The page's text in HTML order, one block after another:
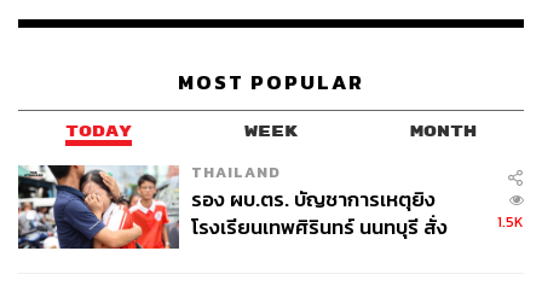
ในเชิงจิตวิทยาและสาเหตุอาการ Elana Sandler ได้เขียน
ไปด้วยความยากลำบากและซับซ้อน บางครั้งบางคราเราใช้
ภาพยนตร์เป็นประตูหลบหนีไปสู่อีกโลก แต่แม้จะเป็นหนทาง
หลบหนี และมันให้แรงบันดาลใจหรือเป้าหมายกับเราได้ การ
ได้ดูอะไรที่แตกต่างในอีกแง่ก็สามารถทำให้เราหวาดกลัว
และเกิดความเศร้าหลังได้ชมเช่นกัน ความสามารถของงาน
ศิลปะในการทำให้เราคิดเป็นสิ่งที่ไม่สามารถปฏิเสธได้
MOST POPULAR
TODAY WEEK MONTH
THAILAND
รอง ผบ.ตร. บัญชาการเหตุยิง
โรงเรียนเทพศิรินทร์ นนทบุรี สั่ง
1.5K